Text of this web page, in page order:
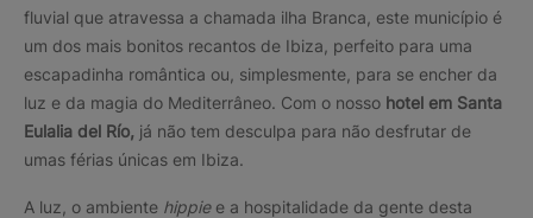
fluvial que atravessa a chamada ilha Branca, este município é
um dos mais bonitos recantos de Ibiza, perfeito para uma
escapadinha romântica ou, simplesmente, para se encher da
luz e da magia do Mediterrâneo. Com o nosso hotel em Santa
Eulalia del Río, já não tem desculpa para não desfrutar de
umas férias únicas em Ibiza.
A luz, o ambiente hippiee a hospitalidade da gente desta